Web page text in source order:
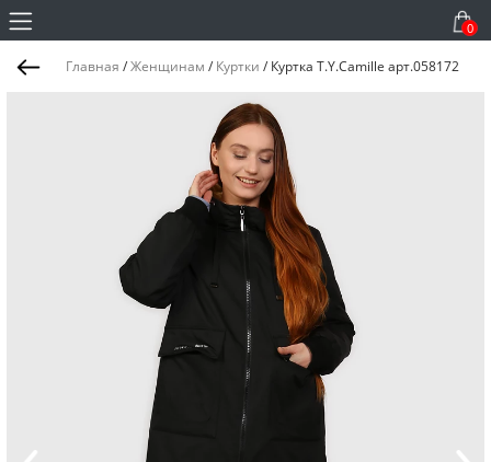
0
Главная /Женщинам / Куртки / Куртка T.Y.Camille арт.058172